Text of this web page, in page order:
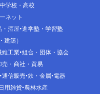
学校・高校
ネット
・酒屋 進学塾・学習塾
建築）
維工業 組合・団体・協会
売・商社・貿易
通信販売 鉄・金属 電器
日用雑貨 農林水産